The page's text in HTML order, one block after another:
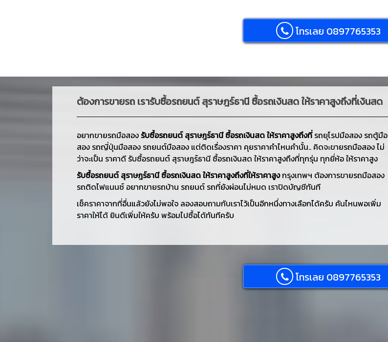
โทรเลย 0897765353
ต้องการขายรถ เรารับซื้อรถยนต์ สุราษฎร์ธานี ซื้อรถเงินสด ให้ราคาสูงถึงที่เงินสด
อยากขายรถมือสอง รับซื้อรถยนต์ สุราษฎร์ธานี ซื้อรถเงินสด ให้ราคาสูงถึงที่รถยุโรปมือสอง รถตู้มือ
สอง รถญี่ปุ่นมือสอง รถยนต์มือสอง แต่ติดเรื่องราคา คุยราคาคำไหนคำนั้น.. คิดจะขายรถมือสอง ไม่
ว่าจะเป็น ราคาดี รับซื้อรถยนต์ สุราษฎร์ธานี ซื้อรถเงินสด ให้ราคาสูงถึงที่ทุกรุ่น ทุกยี่ห้อ ให้ราคาสูง
รับซื้อรถยนต์ สุราษฎร์ธานี ซื้อรถเงินสด ให้ราคาสูงถึงที่ให้ราคาสูงกรุงเทพฯ ต้องการขายรถมือสอง
รถติดไฟแนนซ์ อยากขายรถบ้าน รถยนต์ รถที่ยังผ่อนไม่หมด เราปิดบัญชีทันที
เช็คราคาจากที่อื่นแล้วยังไม่พอใจ ลองสอบถามกับเราไว้เป็นอีกหนึ่งทางเลือกได้ครับ คันไหนพอเพิ่ม
ราคาให้ได้ ยินดีเพิ่มให้ครับ พร้อมไปซื้อได้ทันทีครับ
โทรเลย 0897765353